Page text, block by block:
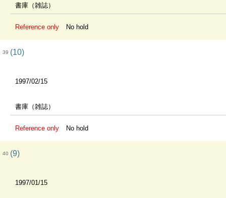
書庫（雑誌）
Reference only No hold
39 (10)
1997/02/15
書庫（雑誌）
Reference only No hold
40 (9)
1997/01/15